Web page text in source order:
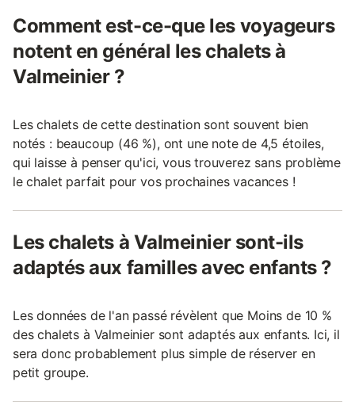
Comment est-ce-que les voyageurs
notent en général les chalets à
Valmeinier ?
Les chalets de cette destination sont souvent bien
notés : beaucoup (46 %), ont une note de 4,5 étoiles,
qui laisse à penser qu'ici, vous trouverez sans problème
le chalet parfait pour vos prochaines vacances !
Les chalets à Valmeinier sont-ils
adaptés aux familles avec enfants ?
Les données de l'an passé révèlent que Moins de 10 %
des chalets à Valmeinier sont adaptés aux enfants. Ici, il
sera donc probablement plus simple de réserver en
petit groupe.